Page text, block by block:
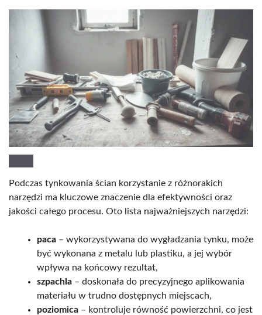
Podczas tynkowania ścian korzystanie z różnorakich
narzędzi ma kluczowe znaczenie dla efektywności oraz
jakości całego procesu. Oto lista najważniejszych narzędzi:
paca – wykorzystywana do wygładzania tynku, może
być wykonana z metalu lub plastiku, a jej wybór
wpływa na końcowy rezultat,
szpachla – doskonała do precyzyjnego aplikowania
materiału w trudno dostępnych miejscach,
poziomica – kontroluje równość powierzchni, co jest